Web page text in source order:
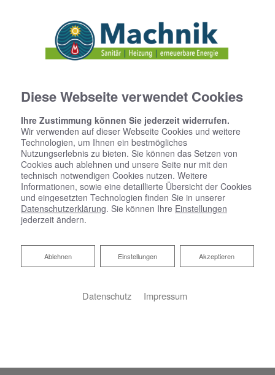
Diese Webseite verwendet Cookies
Ihre Zustimmung können Sie jederzeit widerrufen.
Wir verwenden auf dieser Webseite Cookies und weitere
Technologien, um Ihnen ein bestmögliches
Nutzungserlebnis zu bieten. Sie können das Setzen von
Cookies auch ablehnen und unsere Seite nur mit den
technisch notwendigen Cookies nutzen. Weitere
Informationen, sowie eine detaillierte Übersicht der Cookies
und eingesetzten Technologien finden Sie in unserer
Datenschutzerklärung. Sie können Ihre Einstellungen
jederzeit ändern.
Akzeptieren
Einstellungen
Ablehnen
Ablehnen
Datenschutz Impressum